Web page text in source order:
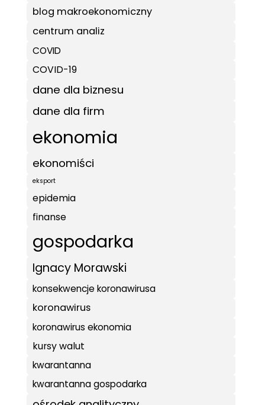
blog makroekonomiczny
centrum analiz
COVID
COVID-19
dane dla biznesu
dane dla firm
ekonomia
ekonomiści
eksport
epidemia
finanse
gospodarka
Ignacy Morawski
konsekwencje koronawirusa
koronawirus
koronawirus ekonomia
kursy walut
kwarantanna
kwarantanna gospodarka